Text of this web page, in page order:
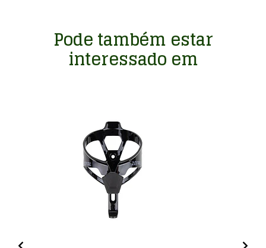
Pode também estar
interessado em